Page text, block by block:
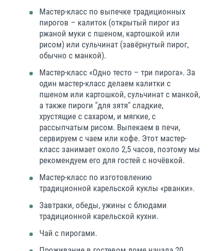
Мастер-класс по выпечке традиционных
пирогов – калиток (открытый пирог из
ржаной муки с пшеном, картошкой или
рисом) или сульчинат (завёрнутый пирог,
обычно с манкой).
Мастер-класс «Одно тесто – три пирога». За
один мастер-класс делаем калитки с
пшеном или картошкой, сульчинат с манкой,
а также пироги "для зятя" сладкие,
хрустящие с сахаром, и мягкие, с
рассыпчатым рисом. Выпекаем в печи,
сервируем с чаем или кофе. Этот мастер-
класс занимает около 2,5 часов, поэтому мы
рекомендуем его для гостей с ночёвкой.
Мастер-класс по изготовлению
традиционной карельской куклы «рванки».
Завтраки, обеды, ужины с блюдами
традиционной карельской кухни.
Чай с пирогами.